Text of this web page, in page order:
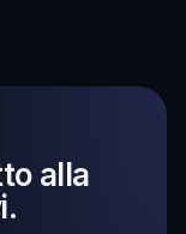
alla